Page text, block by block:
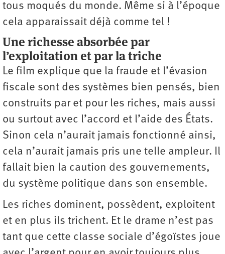
tous moqués du monde. Même si à l’époque
cela apparaissait déjà comme tel !
Une richesse absorbée par
l’exploitation et par la triche
Le film explique que la fraude et l’évasion
fiscale sont des systèmes bien pensés, bien
construits par et pour les riches, mais aussi
ou surtout avec l’accord et l’aide des États.
Sinon cela n’aurait jamais fonctionné ainsi,
cela n’aurait jamais pris une telle ampleur. Il
fallait bien la caution des gouvernements,
du système politique dans son ensemble.
Les riches dominent, possèdent, exploitent
et en plus ils trichent. Et le drame n’est pas
tant que cette classe sociale d’égoïstes joue